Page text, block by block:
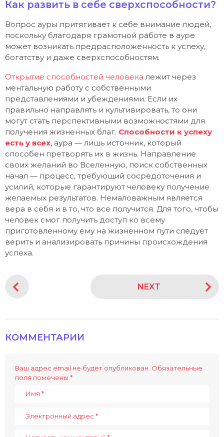
Как развить в себе сверхспособности?
Вопрос ауры притягивает к себе внимание людей,
поскольку благодаря грамотной работе в ауре
может возникать предрасположенность к успеху,
богатству и даже сверхспособностям.
Открытие способностей человека лежит через
ментальную работу с собственными
представлениями и убеждениями. Если их
правильно направлять и культивировать, то они
могут стать перспективными возможностями для
получения жизненных благ. Способности к успеху
есть у всех, аура — лишь источник, который
способен претворять их в жизнь. Направление
своих желаний во Вселенную, поиск собственных
начал — процесс, требующий сосредоточения и
усилий, которые гарантируют человеку получение
желаемых результатов. Немаловажным является
вера в себя и в то, что все получится. Для того, чтобы
человек смог получить доступ ко всему
приготовленному ему на жизненном пути следует
верить и анализировать причины происхождения
успеха.
a
NEXT
КОММЕНТАРИИ
Ваш адрес email не будет опубликован. Обязательные
поля помечены *